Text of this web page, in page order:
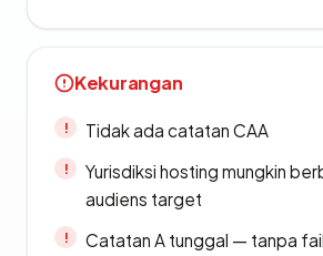
Kekurangan
Tidak ada catatan CAA
Yurisdiksi hosting mungkin
audiens target
Catatan A tunggal — tanpa